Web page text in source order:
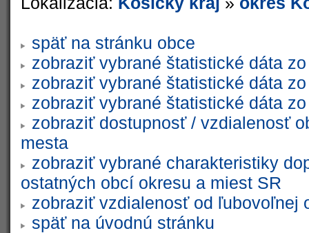
späť na stránku obce
zobraziť vybrané štatistické dáta
zobraziť vybrané štatistické dáta
zobraziť vybrané štatistické dáta
zobraziť dostupnosť / vzdialenosť
mesta
zobraziť vybrané charakteristiky
ostatných obcí okresu a miest SR
zobraziť vzdialenosť od ľubovoľnej
späť na úvodnú stránku